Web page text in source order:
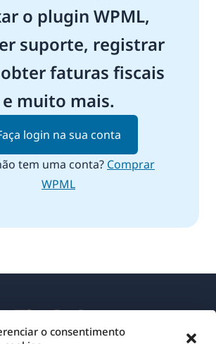
o consentimento
o plugin WPML,
suporte, registrar
faturas fiscais
e muito mais.
login na sua conta
tem uma conta? Comprar
WPML